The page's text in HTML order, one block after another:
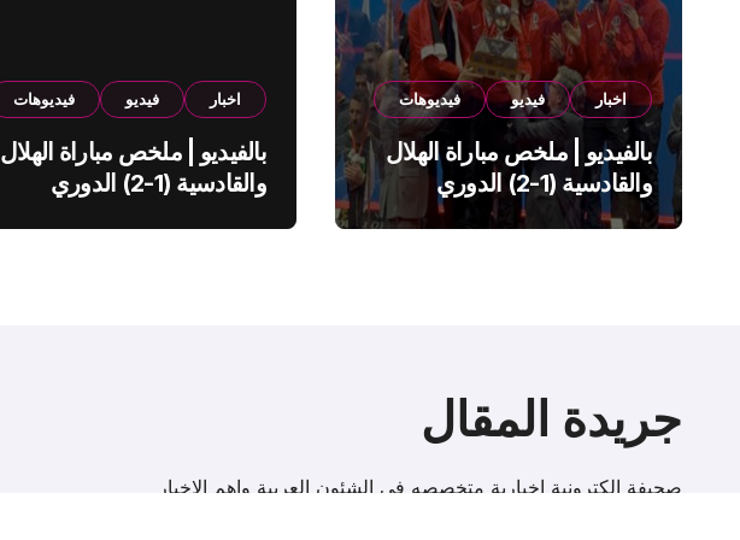
اخبار فيديو فيديوهات
بالفيديو | ملخص مباراة الهلال
والقادسية (1-2) الدوري
السعودي
اخبار فيديو فيديوهات
بالفيديو | ملخص مباراة الهلال
والقادسية (1-2) الدوري
جريدة المقال
صحيفة إلكترونية اخبارية متخصصه فى الشئون العربية واهم الاخبار